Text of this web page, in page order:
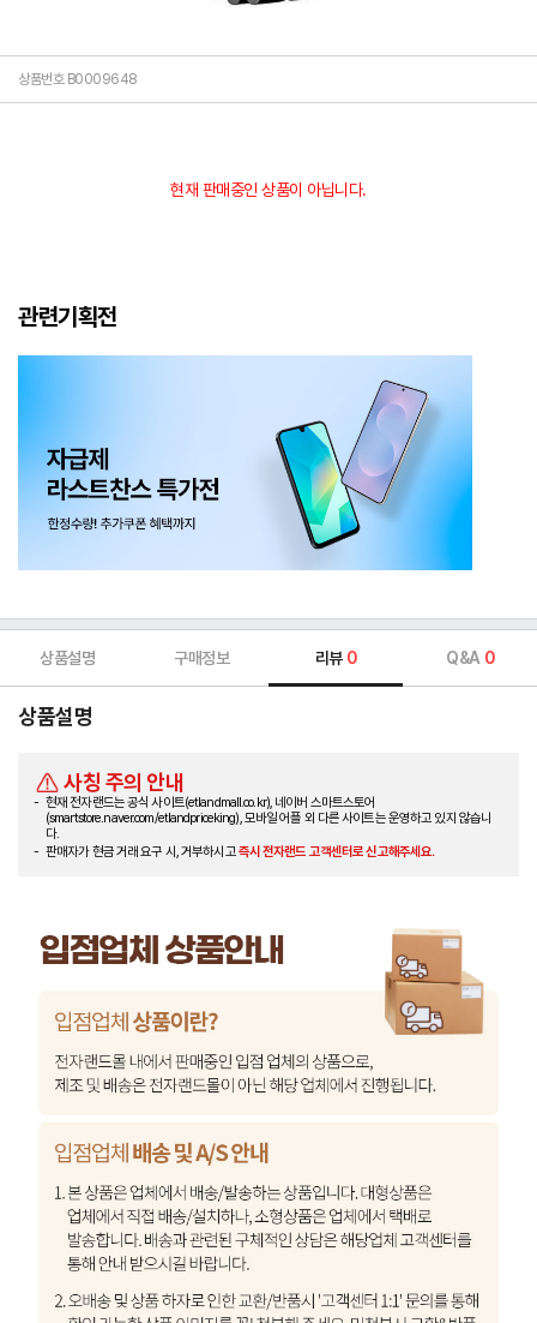
상품번호 B0009648
현재 판매중인 상품이 아닙니다.
관련기획전
상품설명 구매정보 리뷰 0 Q&A 0
상품설명
사칭 주의 안내
현재 전자랜드는 공식 사이트(etlandmall.co.kr), 네이버 스마트스토어
(smartstore.naver.com/etlandpriceking), 모바일 어플 외 다른 사이트는 운영하고 있지 않습니
다.
판매자가 현금 거래 요구 시, 거부하시고즉시 전자랜드 고객센터로 신고해주세요.